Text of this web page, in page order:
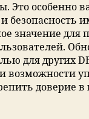
Это особенно
безопасность
значение для
для других
возможности
доверие